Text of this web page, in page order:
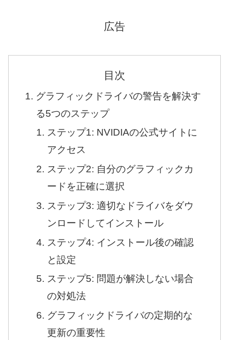
広告
目次
グラフィックドライバの警告を解決す
る5つのステップ
ステップ1: NVIDIAの公式サイトに
アクセス
ステップ2: 自分のグラフィックカ
ードを正確に選択
ステップ3: 適切なドライバをダウ
ンロードしてインストール
ステップ4: インストール後の確認
と設定
ステップ5: 問題が解決しない場合
の対処法
グラフィックドライバの定期的な
更新の重要性